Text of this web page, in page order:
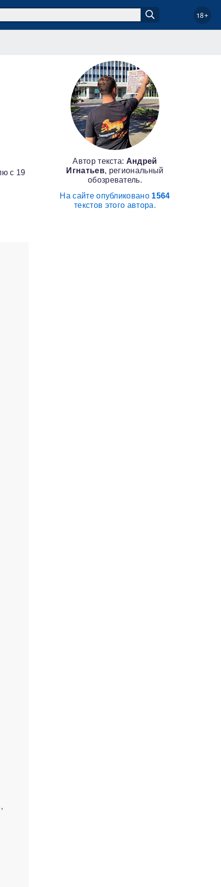
18+
с 19
Автор текста: Андрей
Игнатьев, региональный
обозреватель.
На сайте опубликовано 1564
текстов этого автора.